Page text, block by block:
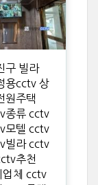
구 빌라
용cctv 상
원주택
종류 cctv
모텔 cctv
빌라 cctv
추천
업체 cctv